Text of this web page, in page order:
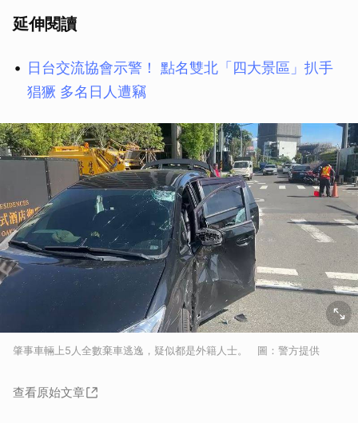
延伸閱讀
日台交流協會示警！ 點名雙北「四大景區」扒手
猖獗 多名日人遭竊
肇事車輛上5人全數棄車逃逸，疑似都是外籍人士。 圖：警方提供
查看原始文章